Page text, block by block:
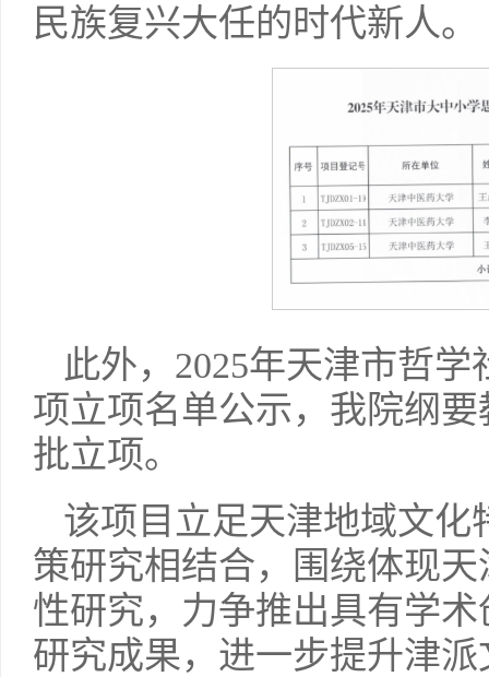
民族复兴大任的时代新人。
此外，2025年天津市哲
项立项名单公示，我院纲
批立项。
该项目立足天津地域文
策研究相结合，围绕体现
性研究，力争推出具有学
研究成果，进一步提升津